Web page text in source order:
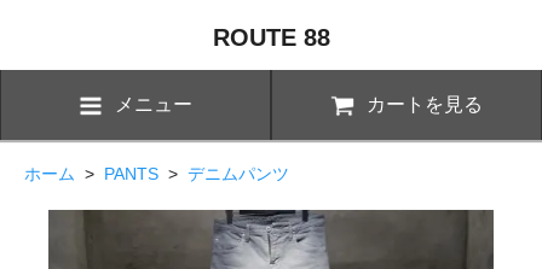
ROUTE 88
メニュー カートを見る
ホーム > PANTS > デニムパンツ